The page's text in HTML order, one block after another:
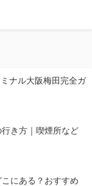
ナル大阪梅田完全ガ
き方｜喫煙所など
にある？おすすめ